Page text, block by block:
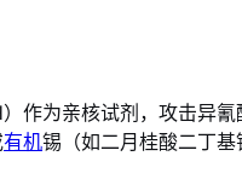
作为亲核试剂，攻击异
有机锡（如二月桂酸二丁基